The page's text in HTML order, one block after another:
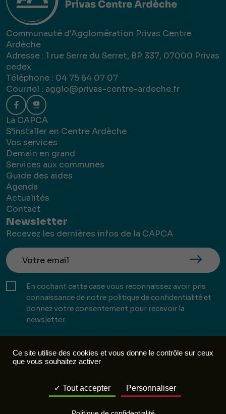
Communauté d'Agglomération Privas Centre
Ardèche
Adresse : 1 rue Serre du Serret, BP 337, 07000 Privas
cedex
Téléphone : 04 75 64 07 07
Courriel : agglo@privas-centre-ardeche.fr
La CAPCA
S’installer en Centre Ardèche
Vos services
Demain en grand
Services aux communes
Guide des aides
Agenda
Actualités
Contact
Newsletter
Recevez les dernières infos de la CAPCA
En cochant cette case vous reconnaissez avoir pris
connaissance de notre politique de confidentialité et
donnez votre consentement pour recevoir la
newsletter.
Réalisation : Mill, Privas
Ce site utilise des cookies et vous donne le contrôle sur ceux
que vous souhaitez activer
Tout accepter Personnaliser